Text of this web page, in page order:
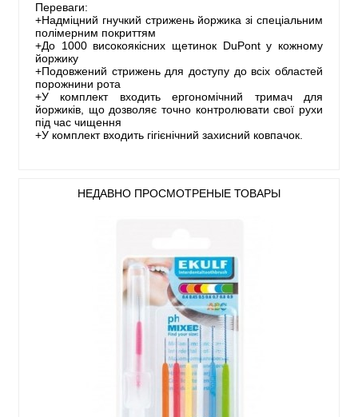
Переваги:
+Надміцний гнучкий стрижень йоржика зі спеціальним
полімерним покриттям
+До 1000 високоякісних щетинок DuPont у кожному
йоржику
+Подовжений стрижень для доступу до всіх областей
порожнини рота
+У комплект входить ергономічний тримач для
йоржиків, що дозволяє точно контролювати свої рухи
під час чищення
+У комплект входить гігієнічний захисний ковпачок.
НЕДАВНО ПРОСМОТРЕНЫЕ ТОВАРЫ